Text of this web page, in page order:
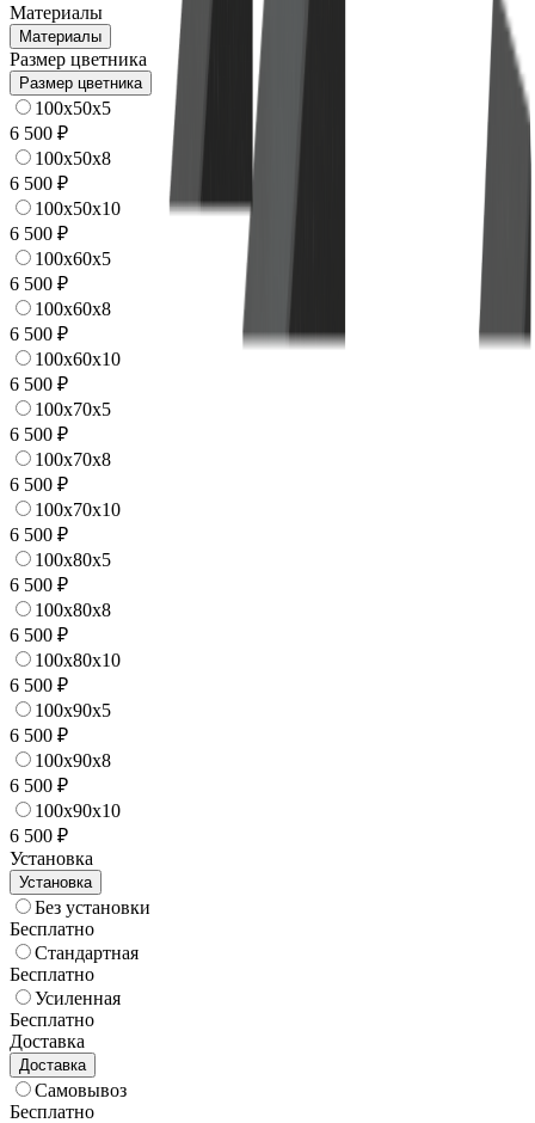
Материалы
Материалы
Размер цветника
Размер цветника
100x50x5
6 500 ₽
100x50x8
6 500 ₽
100x50x10
6 500 ₽
100x60x5
6 500 ₽
100x60x8
6 500 ₽
100x60x10
6 500 ₽
100x70x5
6 500 ₽
100x70x8
6 500 ₽
100x70x10
6 500 ₽
100x80x5
6 500 ₽
100x80x8
6 500 ₽
100x80x10
6 500 ₽
100x90x5
6 500 ₽
100x90x8
6 500 ₽
100x90x10
6 500 ₽
Установка
Установка
Без установки
Бесплатно
Стандартная
Бесплатно
Усиленная
Бесплатно
Доставка
Доставка
Самовывоз
Бесплатно